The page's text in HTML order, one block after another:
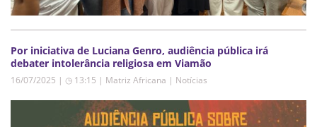
Por iniciativa de Luciana Genro, audiência pública irá
debater intolerância religiosa em Viamão
16/07/2025 | ◷ 13:15 | Matriz Africana | Notícias